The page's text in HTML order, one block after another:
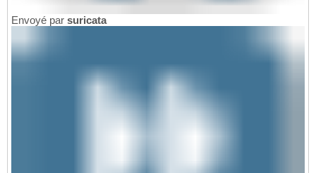
Envoyé par suricata